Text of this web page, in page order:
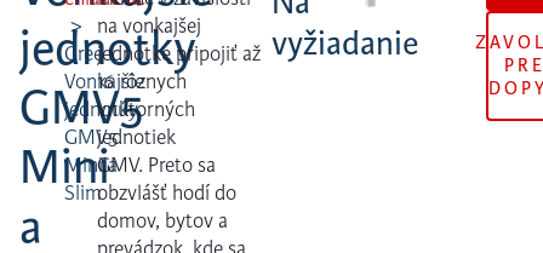
jednotky
GMV5
Mini
a
Gree
Vonkajšie
jednotky
GMV5
Mini a
Slim
na vonkajšej
jednotke pripojiť až
16 rôznych
vnútorných
jednotiek
GMV. Preto sa
obzvlášť hodí do
domov, bytov a
vyžiadanie